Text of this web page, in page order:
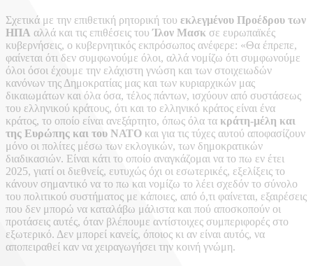
Σχετικά με την επιθετική ρητορική του εκλεγμένου Προέδρου των
ΗΠΑ αλλά και τις επιθέσεις τουΊλον Μασκ σε ευρωπαϊκές
κυβερνήσεις, ο κυβερνητικός εκπρόσωπος ανέφερε: «Θα έπρεπε,
φαίνεται ότι δεν συμφωνούμε όλοι, αλλά νομίζω ότι συμφωνούμε
όλοι όσοι έχουμε την ελάχιστη γνώση και των στοιχειωδών
κανόνων της Δημοκρατίας μας και των κυριαρχικών μας
δικαιωμάτων και όλα όσα, τέλος πάντων, ισχύουν από συστάσεως
του ελληνικού κράτους, ότι και το ελληνικό κράτος είναι ένα
κράτος, το οποίο είναι ανεξάρτητο, όπως όλα τα κράτη-μέλη και
της Ευρώπης και του ΝΑΤΟ και για τις τύχες αυτού αποφασίζουν
μόνο οι πολίτες μέσω των εκλογικών, των δημοκρατικών
διαδικασιών. Είναι κάτι το οποίο αναγκάζομαι να το πω εν έτει
2025, γιατί οι διεθνείς, ευτυχώς όχι οι εσωτερικές, εξελίξεις το
κάνουν σημαντικό να το πω και νομίζω το λέει σχεδόν το σύνολο
του πολιτικού συστήματος με κάποιες, από ό,τι φαίνεται, εξαιρέσεις
που δεν μπορώ να καταλάβω μάλιστα και πού αποσκοπούν οι
προτάσεις αυτές, όταν βλέπουμε αντίστοιχες συμπεριφορές στο
εξωτερικό. Δεν μπορεί κανείς, όποιος κι αν είναι αυτός, να
αποπειραθεί καν να χειραγωγήσει την κοινή γνώμη.